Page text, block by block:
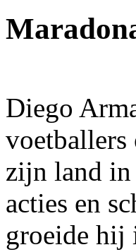
Diego
zijn land in
acties en
groeide hij